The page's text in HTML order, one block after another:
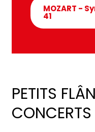
MOZART -
41
PETITS
CONCERTS